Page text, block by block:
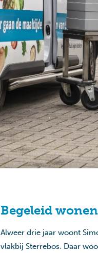
Begeleid wonen
Alweer drie jaar woont
vlakbij Sterrebos. Daar